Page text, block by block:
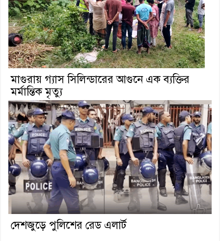
মাগুরায় গ্যাস সিলিন্ডারের আগুনে এক ব্যক্তির
মর্মান্তিক মৃত্যু
দেশজুড়ে পুলিশের রেড এলার্ট